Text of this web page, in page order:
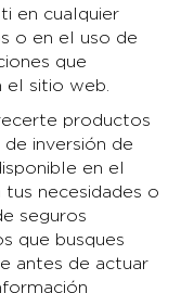
en cualquier
o en el uso de
que
el sitio web.
productos
inversión de
en el
necesidades o
seguros
que busques
antes de actuar